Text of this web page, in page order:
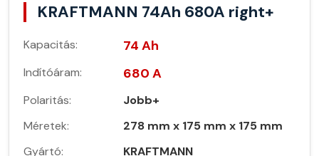
KRAFTMANN 74Ah 680A right+
Kapacitás: 74 Ah
Indítóáram: 680 A
Polaritás:
Jobb+
Méretek:
278 mm x 175 mm x 175 mm
Gyártó:
KRAFTMANN